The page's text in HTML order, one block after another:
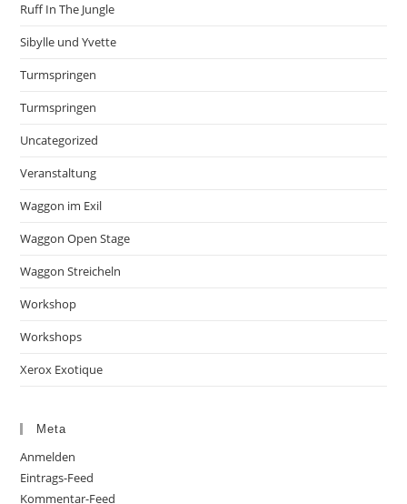
Ruff In The Jungle
Sibylle und Yvette
Turmspringen
Turmspringen
Uncategorized
Veranstaltung
Waggon im Exil
Waggon Open Stage
Waggon Streicheln
Workshop
Workshops
Xerox Exotique
Meta
Anmelden
Eintrags-Feed
Kommentar-Feed